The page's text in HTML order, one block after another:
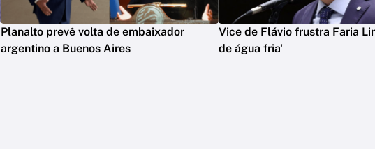
Planalto prevê volta de embaixador
argentino a Buenos Aires
Vice de Flávio frustra Faria
de água fria'